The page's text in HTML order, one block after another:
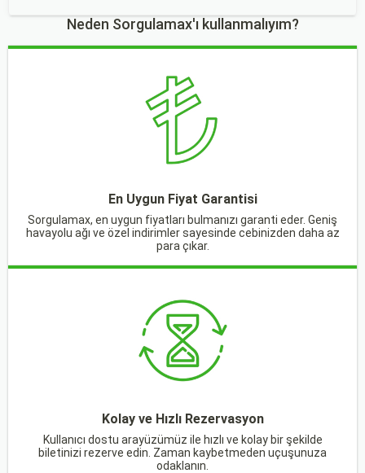
Neden Sorgulamax'ı kullanmalıyım?
En Uygun Fiyat Garantisi
Sorgulamax, en uygun fiyatları bulmanızı garanti eder. Geniş
havayolu ağı ve özel indirimler sayesinde cebinizden daha az
para çıkar.
Kolay ve Hızlı Rezervasyon
Kullanıcı dostu arayüzümüz ile hızlı ve kolay bir şekilde
biletinizi rezerve edin. Zaman kaybetmeden uçuşunuza
odaklanın.